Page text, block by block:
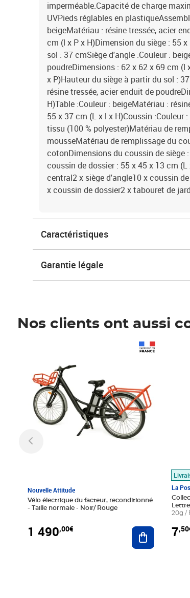
imperméable.Capacité de charge
UVPieds réglables en
beigeMatériau : résine tressée, acier
cm (l x P x H)Dimension du siège : 55
sol : 37 cmSiège d'angle :Couleur :
poudreDimensions : 62 x 62 x 69 cm (l
x P)Hauteur du siège à partir du sol :
résine tressée, acier enduit de
H)Table :Couleur : beigeMatériau :
55 x 37 cm (L x l x H)Coussin
tissu (100 % polyester)Matériau de
mousseMatériau de remplissage du
cotonDimensions du coussin de siège
coussin de dossier : 55 x 45 x 13 cm
central2 x siège d'angle10 x coussin
x coussin de dossier2 x tabouret de
Caractéristiques
Garantie légale
Nos clients ont aussi
Nouvelle Attitude
Vélo électrique du facteur, reconditionné
- Taille normale - Noir/ Rouge
1 490,00€ Ajouter au
La
20g /
7